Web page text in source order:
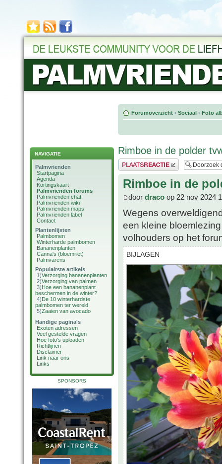
NAVIGATIE
Palmvrienden
Startpagina
Agenda
Kortingskaart
Palmvrienden forums
Palmvrienden chat
Palmvrienden wiki
Palmvrienden maps
Palmvrienden label
Contact
Plantenlijsten
Palmbomen
Winterharde palmbomen
Bananenplanten
Canna's (bloemriet)
Palmvarens
Populairste artikels
1)Verzorging bananenplanten
2)Verzorging van palmen
3)Hoe een bananenplant
beschermen in de winter?
4)De 10 winterhardste
palmbomen ter wereld
5)Zaaien van avocado
Handige pagina's
Exoten adressen
Veel gestelde vragen
Hoe foto's uploaden
Richtlijnen
Disclaimer
Link naar ons
Links
SPONSORS
Forumoverzicht ‹ Sociaal ‹ Foto
Rimboe in de polder
Plaats een reactie
Rimboe in de
door draco op 22 nov 2024
Wegens
een kleine
volhouders op het
BIJLAGEN